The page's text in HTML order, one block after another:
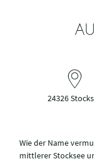
24326
Wie der Name
mittlerer Stocksee